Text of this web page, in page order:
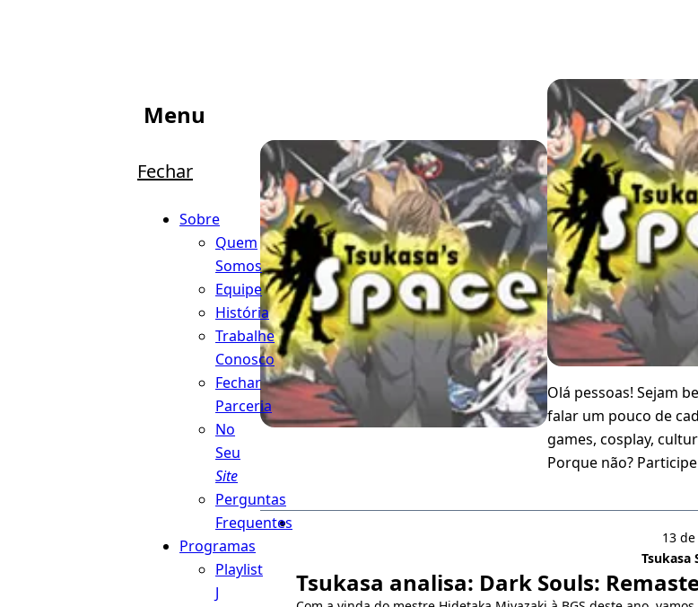
Menu
Fechar
Sobre
Quem
Somos
Equipe
História
Trabalhe
Conosco
Fechar
Parceria
No
Seu
Site
Perguntas
Frequentes
Programas
Playlist
J
Olá pessoas! Sejam
falar um pouco de
games, cosplay,
Porque não?
13
Tsukasa
Tsukasa analisa: Dark Souls: